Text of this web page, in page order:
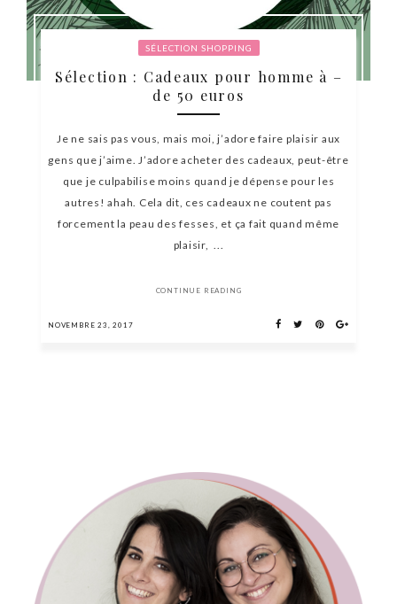
SÉLECTION SHOPPING
Sélection : Cadeaux pour homme à –
de 50 euros
Je ne sais pas vous, mais moi, j’adore faire plaisir aux
gens que j’aime. J’adore acheter des cadeaux, peut-être
que je culpabilise moins quand je dépense pour les
autres! ahah. Cela dit, ces cadeaux ne coutent pas
forcement la peau des fesses, et ça fait quand même
plaisir, ...
CONTINUE READING
NOVEMBRE 23, 2017